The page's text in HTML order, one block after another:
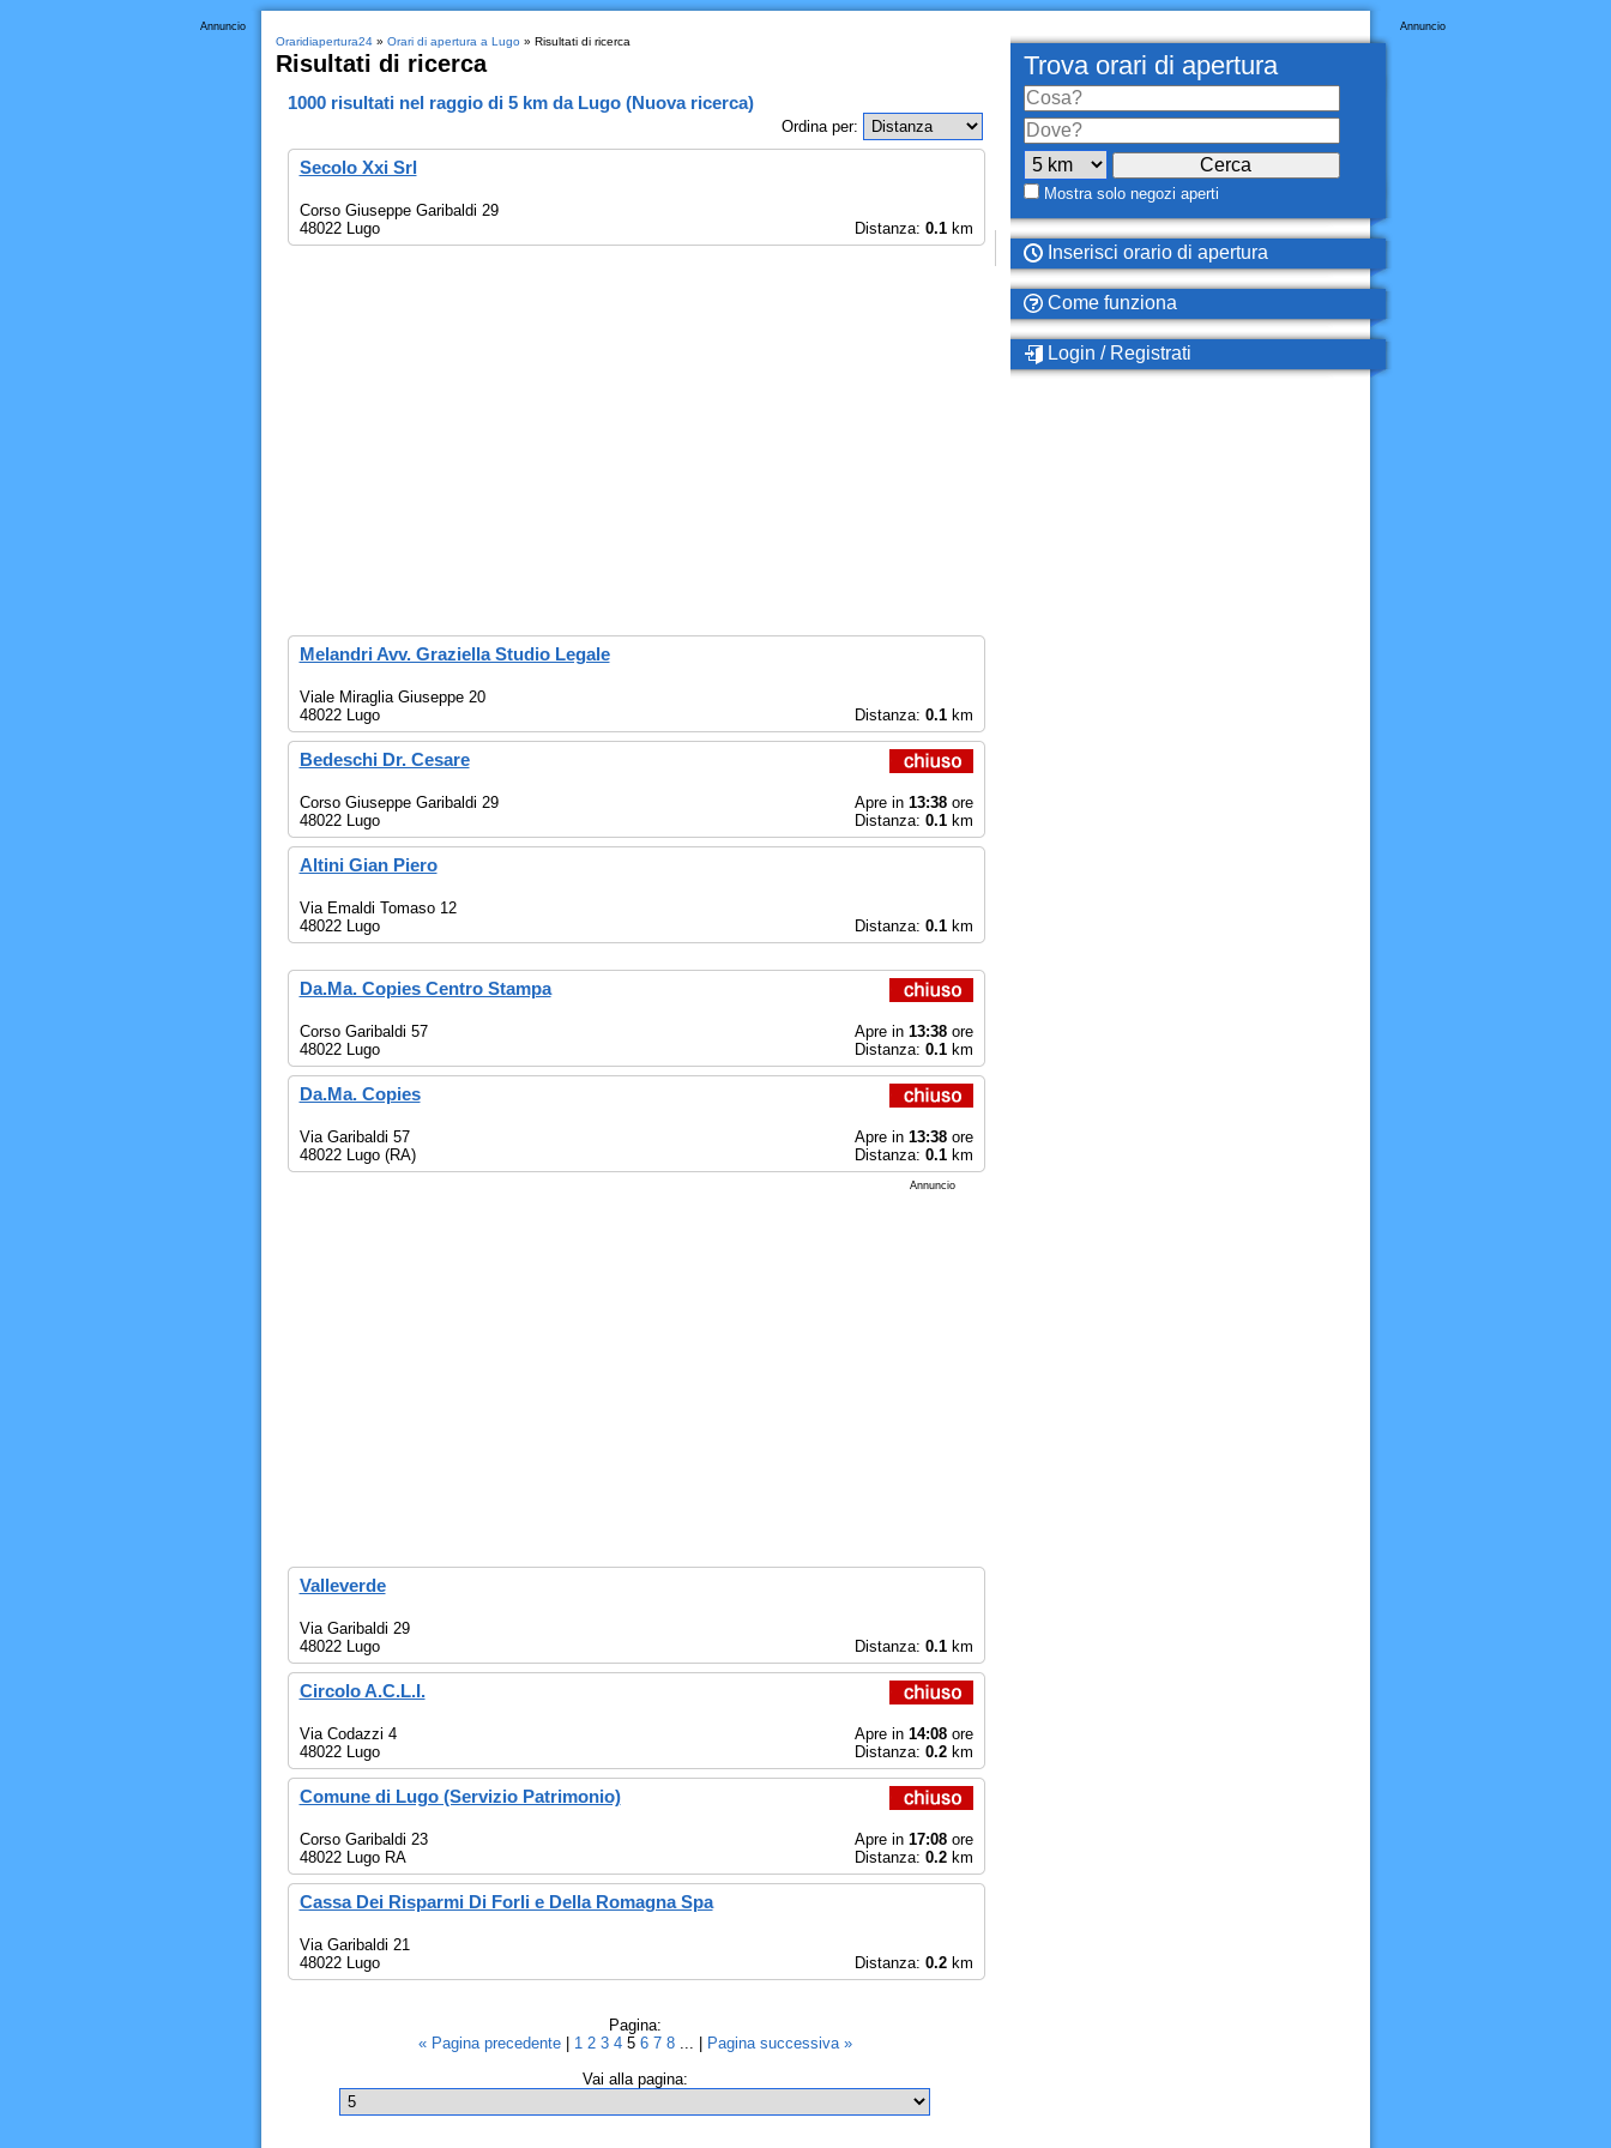
Annuncio
Oraridiapertura24» Orari di apertura a Lugo» Risultati di ricerca
Risultati di ricerca
1000risultati nel raggio di 5 kmda Lugo (Nuova ricerca)
Ordina per:
Secolo Xxi Srl
Corso Giuseppe Garibaldi 29
48022 Lugo
Distanza: 0.1km
Melandri Avv. Graziella Studio Legale
Viale Miraglia Giuseppe 20
48022 Lugo
Distanza: 0.1km
Bedeschi Dr. Cesare
Corso Giuseppe Garibaldi 29
48022 Lugo
Apre in 13:38ore
Distanza: 0.1km
Altini Gian Piero
Via Emaldi Tomaso 12
48022 Lugo
Distanza: 0.1km
Da.Ma. Copies Centro Stampa
Corso Garibaldi 57
48022 Lugo
Apre in 13:38ore
Distanza: 0.1km
Da.Ma. Copies
Via Garibaldi 57
48022 Lugo (RA)
Apre in 13:38ore
Distanza: 0.1km
Annuncio
Valleverde
Via Garibaldi 29
48022 Lugo
Distanza: 0.1km
Circolo A.C.L.I.
Via Codazzi 4
48022 Lugo
Apre in 14:08ore
Distanza: 0.2km
Comune di Lugo (Servizio Patrimonio)
Corso Garibaldi 23
48022 Lugo RA
Apre in 17:08ore
Distanza: 0.2km
Cassa Dei Risparmi Di Forli e Della Romagna Spa
Via Garibaldi 21
48022 Lugo
Distanza: 0.2km
Pagina:
« Pagina precedente
1 2 3 4 5 6 7 8 ... |
Pagina successiva »
Vai alla pagina:
Annuncio
Trova orari di apertura
Mostra solo negozi aperti
Inserisci orario di apertura
Come funziona
Login / Registrati